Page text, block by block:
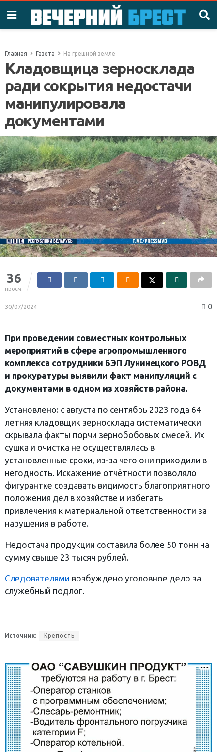
Главная Газета На грешной земле
Кладовщица зерносклада
ради сокрытия недостачи
манипулировала
документами
36
просм.
30/07/2024 0
При проведении совместных контрольных
мероприятий в сфере агропромышленного
комплекса сотрудники БЭП Лунинецкого РОВД
и прокуратуры выявили факт манипуляций с
документами в одном из хозяйств района.
Установлено: с августа по сентябрь 2023 года 64-
летняя кладовщик зерносклада систематически
скрывала факты порчи зернобобовых смесей. Их
сушка и очистка не осуществлялась в
установленные сроки, из-за чего они приходили в
негодность. Искажение отчётности позволяло
фигурантке создавать видимость благоприятного
положения дел в хозяйстве и избегать
привлечения к материальной ответственности за
нарушения в работе.
Недостача продукции составила более 50 тонн на
сумму свыше 23 тысяч рублей.
Следователями возбуждено уголовное дело за
служебный подлог.
Источник: Крепость